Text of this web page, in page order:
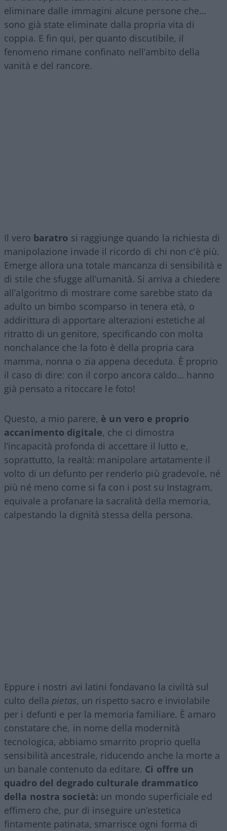
eliminare dalle immagini alcune persone che…
sono già state eliminate dalla propria vita di
coppia. E fin qui, per quanto discutibile, il
fenomeno rimane confinato nell’ambito della
vanità e del rancore.
Il vero baratro si raggiunge quando la richiesta di
manipolazione invade il ricordo di chi non c’è più.
Emerge allora una totale mancanza di sensibilità e
di stile che sfugge all’umanità. Si arriva a chiedere
all’algoritmo di mostrare come sarebbe stato da
adulto un bimbo scomparso in tenera età, o
addirittura di apportare alterazioni estetiche al
ritratto di un genitore, specificando con molta
nonchalance che la foto è della propria cara
mamma, nonna o zia appena deceduta. È proprio
il caso di dire: con il corpo ancora caldo… hanno
già pensato a ritoccare le foto!
Questo, a mio parere, è un vero e proprio
accanimento digitale, che ci dimostra
l’incapacità profonda di accettare il lutto e,
soprattutto, la realtà: manipolare artatamente il
volto di un defunto per renderlo più gradevole, né
più né meno come si fa con i post su Instagram,
equivale a profanare la sacralità della memoria,
calpestando la dignità stessa della persona.
Eppure i nostri avi latini fondavano la civiltà sul
culto della pietas, un rispetto sacro e inviolabile
per i defunti e per la memoria familiare. È amaro
constatare che, in nome della modernità
tecnologica, abbiamo smarrito proprio quella
sensibilità ancestrale, riducendo anche la morte a
un banale contenuto da editare. Ci offre un
quadro del degrado culturale drammatico
della nostra società: un mondo superficiale ed
effimero che, pur di inseguire un’estetica
fintamente patinata, smarrisce ogni forma di